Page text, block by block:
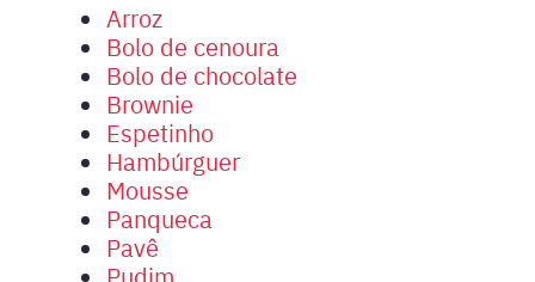
Arroz
Bolo de cenoura
Bolo de chocolate
Brownie
Espetinho
Hambúrguer
Mousse
Panqueca
Pavê
Pudim